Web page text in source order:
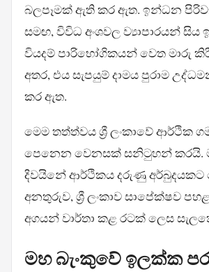
බලපෑමක් ඇති කර ඇත. ඉන්ධන
සමඟ, විවිධ අංශවල ව්‍යාපාරයන්
වියදම් පාරිභෝගිකයන් වෙත මාරු
අතර, එය සැපයුම් දාමය පුරාම
කර ඇත.
මෙම තත්ත්වය ශ්‍රී ලංකාවේ ආර්ථික
පෙනෙන වෙනසක් සනිටුහන් කරයි.
දිවයිනේ ආර්ථිකය දරුණු අර්බුදයකට
අනතුරුව, ශ්‍රී ලංකාව සාපේක්ෂව
අගයන් වාර්තා කළ රටක් ලෙස
මහ බැංකුවේ ඉලක්ක